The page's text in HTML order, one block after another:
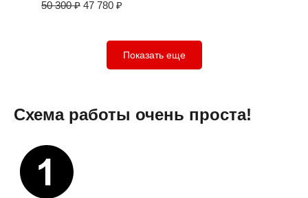
50 300₽ 47 780 ₽
Показать еще
Схема работы очень проста!